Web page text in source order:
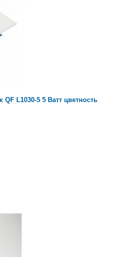
L1030-5 5 Ватт цветность